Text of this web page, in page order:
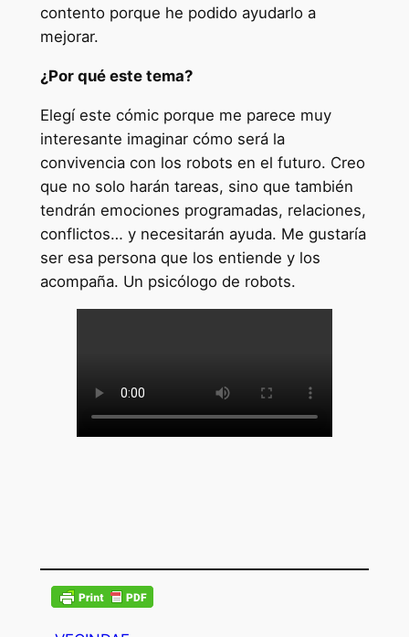
contento porque he podido ayudarlo a
mejorar.
¿Por qué este tema?
Elegí este cómic porque me parece muy
interesante imaginar cómo será la
convivencia con los robots en el futuro. Creo
que no solo harán tareas, sino que también
tendrán emociones programadas, relaciones,
conflictos… y necesitarán ayuda. Me gustaría
ser esa persona que los entiende y los
acompaña. Un psicólogo de robots.